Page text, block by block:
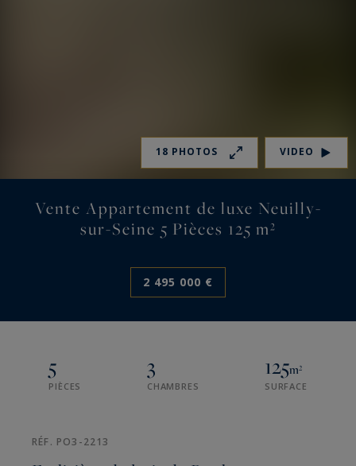
18 PHOTOS VIDEO
Vente Appartement de luxe Neuilly-
sur-Seine 5 Pièces 125 m²
2 495 000 €
5
PIÈCES
3
CHAMBRES
125m²
SURFACE
RÉF. PO3-2213